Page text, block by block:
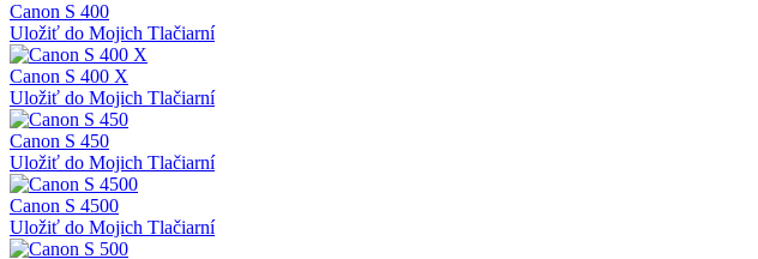
Canon S 400
Uložiť do Mojich Tlačiarní
Canon S 400 X
Uložiť do Mojich Tlačiarní
Canon S 450
Uložiť do Mojich Tlačiarní
Canon S 4500
Uložiť do Mojich Tlačiarní